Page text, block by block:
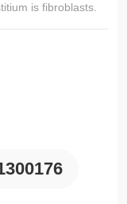
is fibroblasts.